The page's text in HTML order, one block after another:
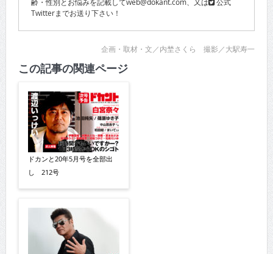
Twitterまでお送り下さい！
企画・取材・文／内埜さくら 撮影／大駅寿一
この記事の関連ページ
ドカンと20年5月号を全部出
し 212号